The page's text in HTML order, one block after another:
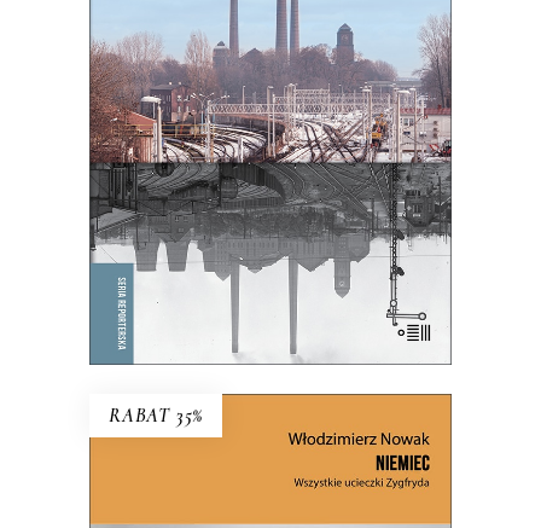
E-BOOK DO KOSZYKA
To, co zdecydowało o powstaniu
Bytomia, jego bogactwie i tradycji,
miało stać się jego zagładą.
61.00zł 39.65zł
KSIĄŻKA DO KOSZYKA
RABAT 35%